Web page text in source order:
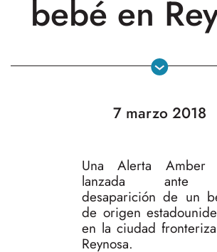
bebé en
7 marzo 2018
Una Alerta Amber
lanzada ante
desaparición de un
de origen
en la ciudad
Reynosa.